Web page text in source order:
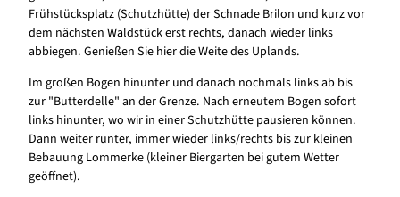
Frühstücksplatz (Schutzhütte) der Schnade Brilon und kurz vor
dem nächsten Waldstück erst rechts, danach wieder links
abbiegen. Genießen Sie hier die Weite des Uplands.
Im großen Bogen hinunter und danach nochmals links ab bis
zur "Butterdelle" an der Grenze. Nach erneutem Bogen sofort
links hinunter, wo wir in einer Schutzhütte pausieren können.
Dann weiter runter, immer wieder links/rechts bis zur kleinen
Bebauung Lommerke (kleiner Biergarten bei gutem Wetter
geöffnet).